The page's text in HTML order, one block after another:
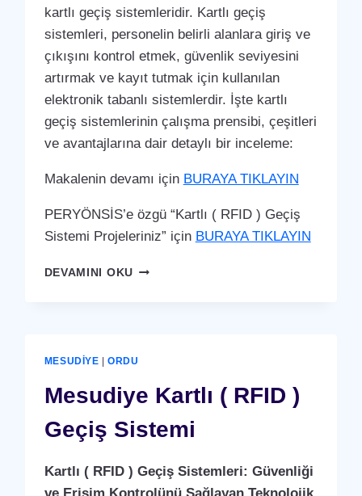
kartlı geçiş sistemleridir. Kartlı geçiş
sistemleri, personelin belirli alanlara giriş ve
çıkışını kontrol etmek, güvenlik seviyesini
artırmak ve kayıt tutmak için kullanılan
elektronik tabanlı sistemlerdir. İşte kartlı
geçiş sistemlerinin çalışma prensibi, çeşitleri
ve avantajlarına dair detaylı bir inceleme:
Makalenin devamı için BURAYA TIKLAYIN
PERYÖNSİS’e özgü “Kartlı ( RFID ) Geçiş
Sistemi Projeleriniz” için BURAYA TIKLAYIN
DEVAMINI OKUKUMRU
MESUDIYE |ORDU
Mesudiye Kartlı ( RFID )
Geçiş Sistemi
Kartlı ( RFID ) Geçiş Sistemleri: Güvenliği